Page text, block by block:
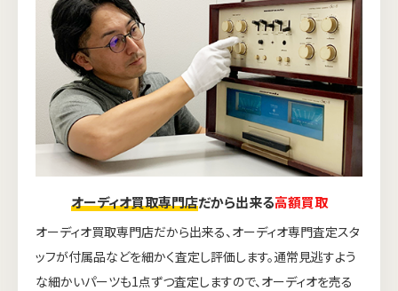
オーディオ買取専門店だから出来る高額買取
オーディオ買取専門店だから出来る、オーディオ専門査定スタ
ッフが付属品などを細かく査定し評価します。通常見逃すよう
な細かいパーツも1点ずつ査定しますので、オーディオを売る